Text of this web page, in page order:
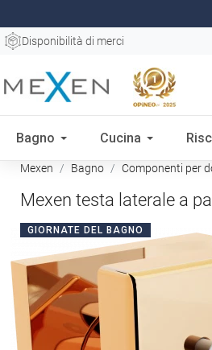
Disponibilità di merci
Bagno Cucina
Mexen Bagno Componenti per
Mexen testa laterale a
GIORNATE DEL BAGNO